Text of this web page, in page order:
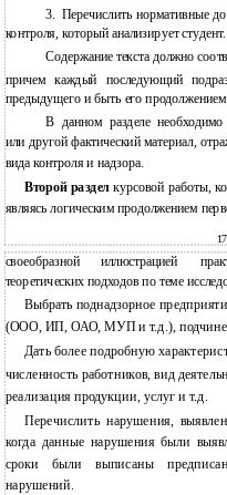
3. Перечислить нормативные
контроля, который анализирует студент.
Содержание текста должно
причем каждый последующий
предыдущего и быть его продолжением.
В данном разделе необходимо
или другой фактический материал,
вида контроля и надзора.
Второй разделкурсовой работы,
являясь логическим продолжением
17
своеобразной иллюстрацией
теоретических подходов по теме
Выбрать поднадзорное
(ООО, ИП, ОАО, МУП и т.д.),
Дать более подробную
численность работников, вид
реализация продукции, услуг и т.д.
Перечислить нарушения,
когда данные нарушения были
сроки были выписаны
нарушений.